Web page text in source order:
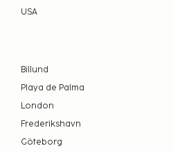
USA
Billund
Playa de Palma
London
Frederikshavn
Göteborg